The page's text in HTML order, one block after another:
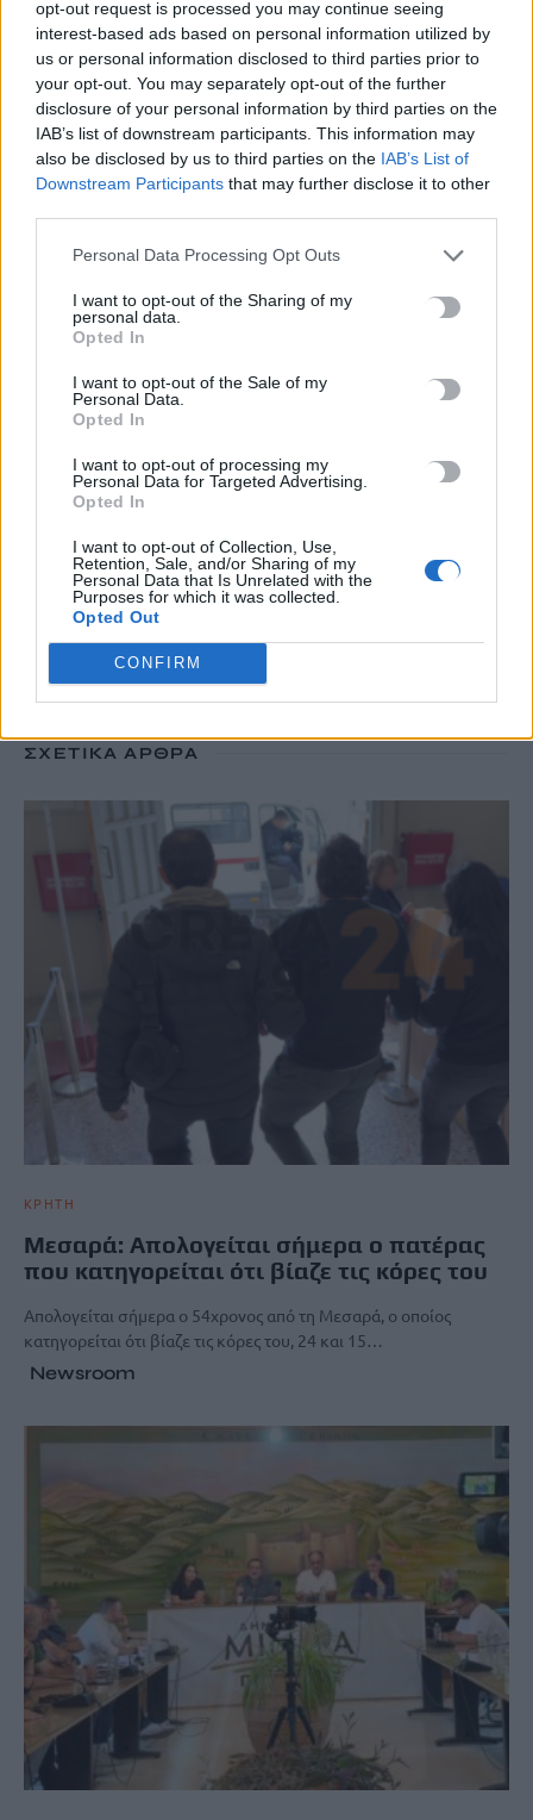
opt-out request is processed you may continue seeing
interest-based ads based on personal information utilized by
us or personal information disclosed to third parties prior to
your opt-out. You may separately opt-out of the further
disclosure of your personal information by third parties on the
IAB’s list of downstream participants. This information may
also be disclosed by us to third parties on the IAB’s List of
Downstream Participants that may further disclose it to other
Personal Data Processing Opt Outs
I want to opt-out of the Sharing of my
personal data.
Opted In
I want to opt-out of the Sale of my
Personal Data.
Opted In
I want to opt-out of processing my
Personal Data for Targeted Advertising.
Opted In
I want to opt-out of Collection, Use,
Retention, Sale, and/or Sharing of my
Personal Data that Is Unrelated with the
Purposes for which it was collected.
Opted Out
CONFIRM
Marfin: Στην Ευελπίδων η 46χρονη που κατηγορείται για τον
φονικό εμπρησμό
7 Αυγούστου, 2026
Θεοδωρικάκος: Συμβάλλουμε στην εθνική ασφάλεια της
πατρίδας μας με νέο αναπτυξιακό καθεστώς για την Άμυνα
7 Αυγούστου, 2026
Αεροδρόμιο Καστελλίου: Όλα έτοιμα για την υπογραφή της
7 Αυγούστου, 2026
Η απάντηση της ΔΕΠΑΝΑΛ για το άνοιγμα του ενός
εκατομμυρίου
ΡΕΘΥΜΝΟ #ΕΜΠΡΗΣΜΟΙ #ΡΑΝΤΑΡ
ΑΕΡΟΔΡΟΜΙΟ ΚΑΣΤΕΛΛΙΟΥ
ΣΧΕΤΙΚΆ ΆΡΘΡΑ
ΚΡΗΤΗ
Μεσαρά: Απολογείται σήμερα ο πατέρας
που κατηγορείται ότι βίαζε τις κόρες του
Απολογείται σήμερα ο 54χρονος από τη Μεσαρά, ο οποίος
κατηγορείται ότι βίαζε τις κόρες του, 24 και 15…
Newsroom